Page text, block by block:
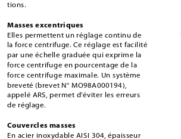
tions.
Masses excentriques
Elles permettent un réglage continu de
la force centrifuge. Ce réglage est facilité
par une échelle graduée qui exprime la
force centrifuge en pourcentage de la
force centrifuge maximale. Un système
breveté (brevet N° MO98A000194),
appelé ARS, permet d’éviter les erreurs
de réglage.
Couvercles masses
En acier inoxydable AISI 304, épaisseur